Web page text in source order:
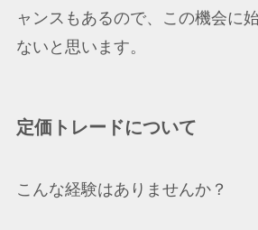
ャンスもあるので、この機会に
ないと思います。
定価トレードについて
こんな経験はありませんか？